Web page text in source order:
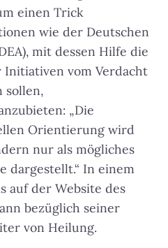
einen Trick
wie der Deutschen
mit dessen Hilfe die
Initiativen vom Verdacht
sollen,
„Die
Orientierung wird
nur als mögliches
dargestellt.“ In einem
auf der Website des
bezüglich seiner
von Heilung.